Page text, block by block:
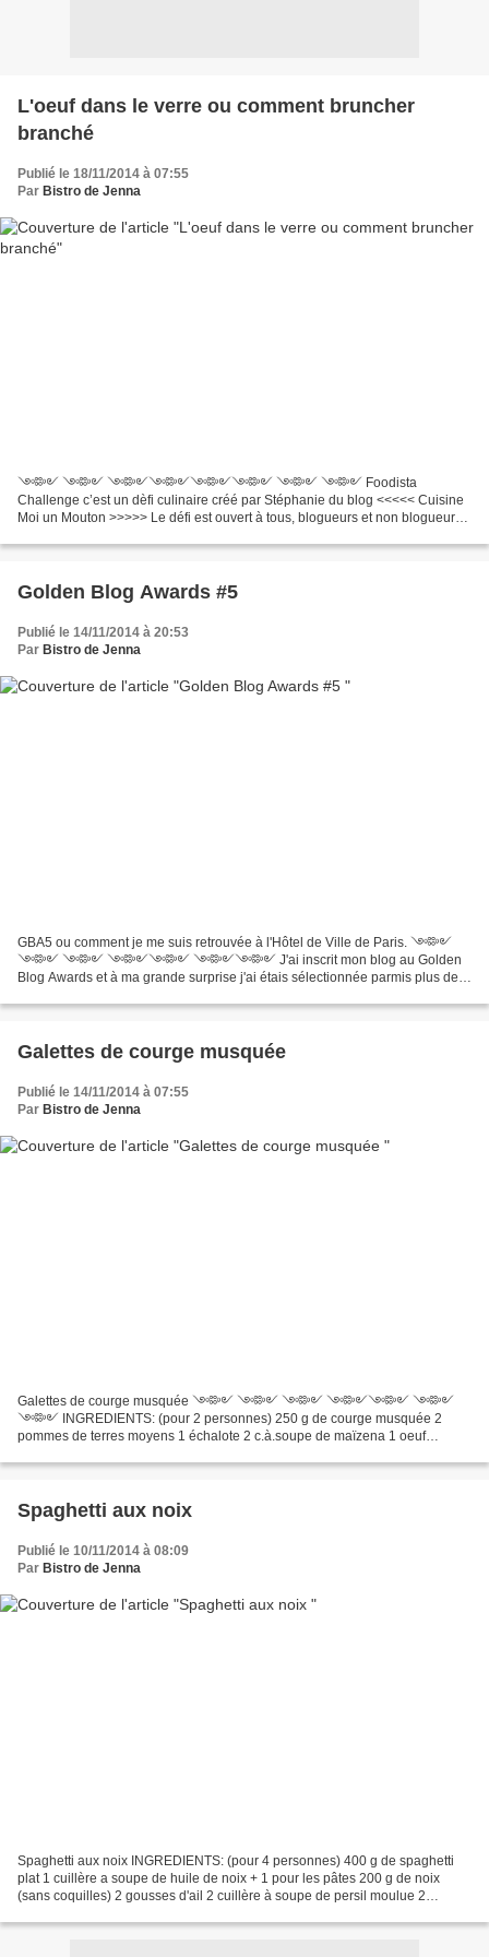
L'oeuf dans le verre ou comment bruncher
branché
Publié le 18/11/2014 à 07:55
Par Bistro de Jenna
༺༻ ༺༻ ༺༻༺༻༺༻༺༻ ༺༻ ༺༻ Foodista
Challenge c’est un dèfi culinaire créé par Stéphanie du blog <<<<< Cuisine
Moi un Mouton >>>>> Le défi est ouvert à tous, blogueurs et non blogueurs,
Golden Blog Awards #5
Publié le 14/11/2014 à 20:53
Par Bistro de Jenna
GBA5 ou comment je me suis retrouvée à l'Hôtel de Ville de Paris. ༺༻
༺༻ ༺༻ ༺༻༺༻ ༺༻༺༻ J'ai inscrit mon blog au Golden
Blog Awards et à ma grande surprise j'ai étais sélectionnée parmis plus de
Galettes de courge musquée
Publié le 14/11/2014 à 07:55
Par Bistro de Jenna
Galettes de courge musquée ༺༻ ༺༻ ༺༻ ༺༻༺༻ ༺༻
༺༻ INGREDIENTS: (pour 2 personnes) 250 g de courge musquée 2
pommes de terres moyens 1 échalote 2 c.à.soupe de maïzena 1 oeuf
de raisin Eplucher...
Spaghetti aux noix
Publié le 10/11/2014 à 08:09
Par Bistro de Jenna
Spaghetti aux noix INGREDIENTS: (pour 4 personnes) 400 g de spaghetti
plat 1 cuillère a soupe de huile de noix + 1 pour les pâtes 200 g de noix
(sans coquilles) 2 gousses d'ail 2 cuillère à soupe de persil moulue 2